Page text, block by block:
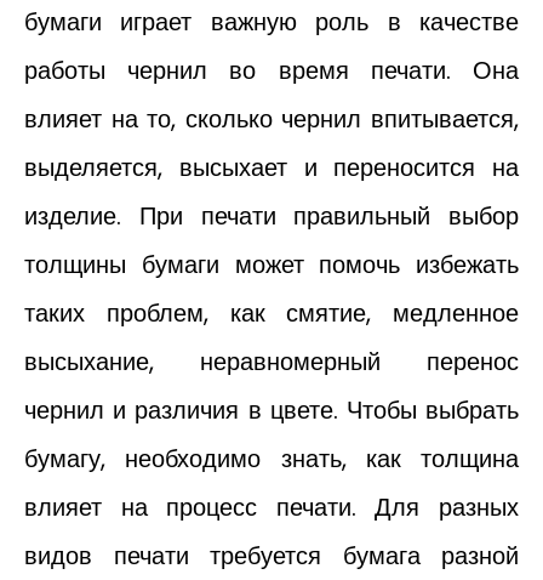
бумаги играет важную роль в качестве
работы чернил во время печати. ​​Она
влияет на то, сколько чернил впитывается,
выделяется, высыхает и переносится на
изделие. При печати правильный выбор
толщины бумаги может помочь избежать
таких проблем, как смятие, медленное
высыхание, неравномерный перенос
чернил и различия в цвете. Чтобы выбрать
бумагу, необходимо знать, как толщина
влияет на процесс печати. ​​Для разных
видов печати требуется бумага разной